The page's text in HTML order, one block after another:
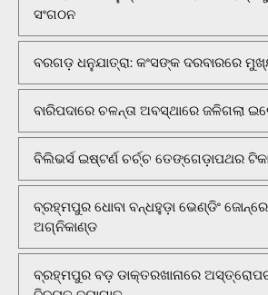
ସଂଗଠନ
ବରଗଡ଼ ଧନୁଯାତ୍ରା: କଂସଙ୍କ ଦରବାରରେ
ବାରିପଦାରେ ଚଳନ୍ତା ଅବସ୍ଥାରେ ଜଳିଗଲା
ବିଲିଭର୍ସ ଇଷ୍ଟର୍ଣ ଚର୍ଚ୍ଚ ତେଙ୍ଗେଡ଼ାପଥର
ବ୍ରହ୍ମପୁର ଧୋବା ବନ୍ଧହୁଡ଼ା ଭେଣ୍ଡିଂ
ଅଗ୍ନିକାଣ୍ଡ
ବ୍ରହ୍ମପୁର ବଡ଼ ଡାକ୍ତରଖାନାରେ